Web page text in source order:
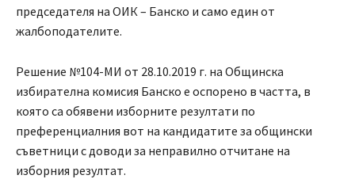
председателя на ОИК – Банско и само един от
жалбоподателите.
Решение №104-МИ от 28.10.2019 г. на Общинска
избирателна комисия Банско е оспорено в частта, в
която са обявени изборните резултати по
преференциалния вот на кандидатите за общински
съветници с доводи за неправилно отчитане на
изборния резултат.